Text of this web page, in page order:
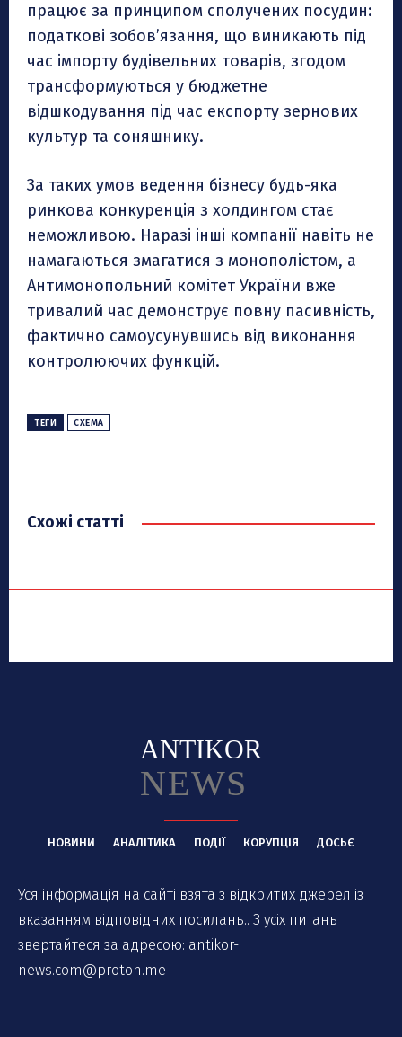
працює за принципом сполучених посудин:
податкові зобов’язання, що виникають під
час імпорту будівельних товарів, згодом
трансформуються у бюджетне
відшкодування під час експорту зернових
культур та соняшнику.
За таких умов ведення бізнесу будь-яка
ринкова конкуренція з холдингом стає
неможливою. Наразі інші компанії навіть не
намагаються змагатися з монополістом, а
Антимонопольний комітет України вже
тривалий час демонструє повну пасивність,
фактично самоусунувшись від виконання
контролюючих функцій.
ТЕГИ СХЕМА
Схожі статті
ANTIKOR
NEWS
НОВИНИ АНАЛІТИКА ПОДІЇ КОРУПЦІЯ ДОСЬЄ
Уся інформація на сайті взята з відкритих джерел із
вказанням відповідних посилань.. З усіх питань
звертайтеся за адресою: antikor-
news.com@proton.me